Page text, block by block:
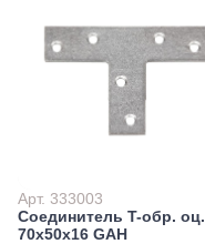
Арт. 333003
Соединитель T-обр. оц.
70x50x16 GAH